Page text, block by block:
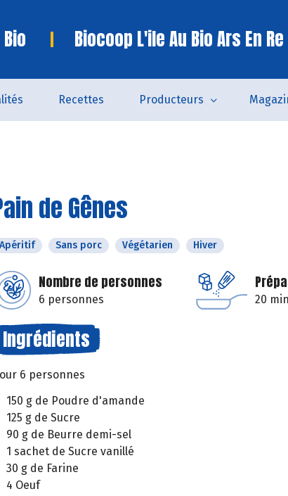
Biocoop L'ile Au Bio Ars En Re
Recettes Producteurs
de Gênes
Apéritif Sans porc Végétarien Hiver
Nombre de personnes
6 personnes 20 min
Ingrédients
6 personnes
150 g de Poudre d'amande
125 g de Sucre
90 g de Beurre demi-sel
1 sachet de Sucre vanillé
30 g de Farine
4 Oeuf